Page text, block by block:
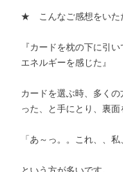
★ こんなご感想をいた
『カードを枕の下に引
エネルギーを感じた』
カードを選ぶ時、多く
った、と手にとり、裏面
「あ～っ。。これ、、